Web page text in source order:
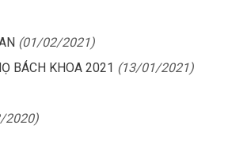
(01/02/2021)
BÁCH KHOA 2021 (13/01/2021)
2020)